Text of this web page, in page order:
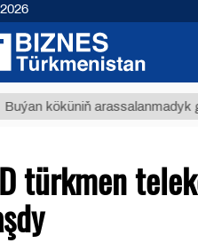
arassalanmadyk
türkmen